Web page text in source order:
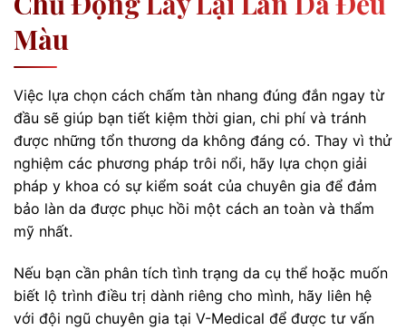
Màu
Việc lựa chọn cách chấm tàn nhang đúng đắn ngay từ
đầu sẽ giúp bạn tiết kiệm thời gian, chi phí và tránh
được những tổn thương da không đáng có. Thay vì thử
nghiệm các phương pháp trôi nổi, hãy lựa chọn giải
pháp y khoa có sự kiểm soát của chuyên gia để đảm
bảo làn da được phục hồi một cách an toàn và thẩm
mỹ nhất.
Nếu bạn cần phân tích tình trạng da cụ thể hoặc muốn
biết lộ trình điều trị dành riêng cho mình, hãy liên hệ
với đội ngũ chuyên gia tại V-Medical để được tư vấn